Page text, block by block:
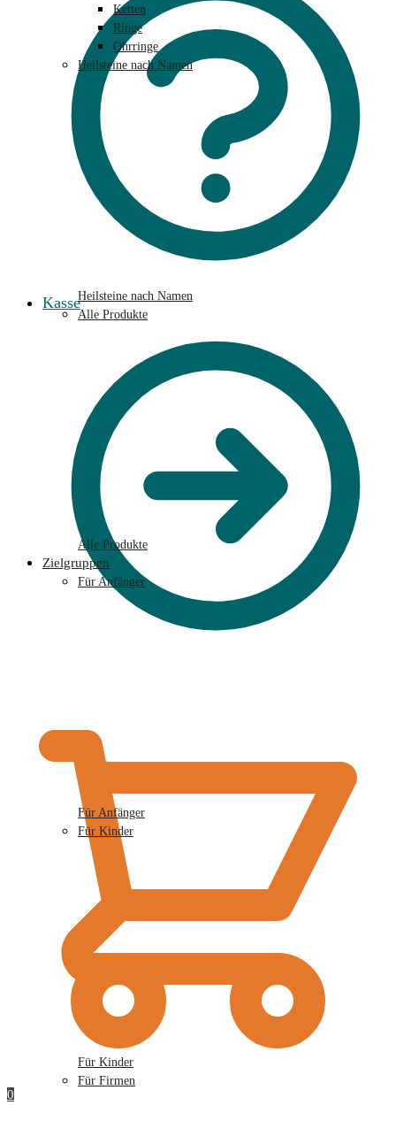
Kasse
0
Ketten
Ringe
Ohrringe
Heilsteine nach Namen
Heilsteine nach Namen
Alle Produkte
Alle Produkte
Zielgruppen
Für Anfänger
Für Anfänger
Für Kinder
Für Kinder
Für Firmen